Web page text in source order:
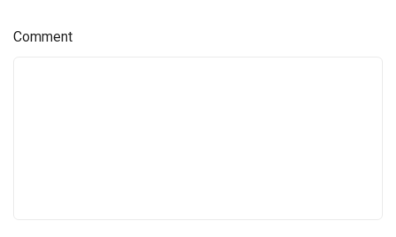
Comment